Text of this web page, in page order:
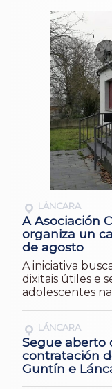
LÁNCARA
A Asociación
organiza un
de agosto
A iniciativa
dixitais útiles e
adolescentes
LÁNCARA
Segue aberto
contratación
Guntín e